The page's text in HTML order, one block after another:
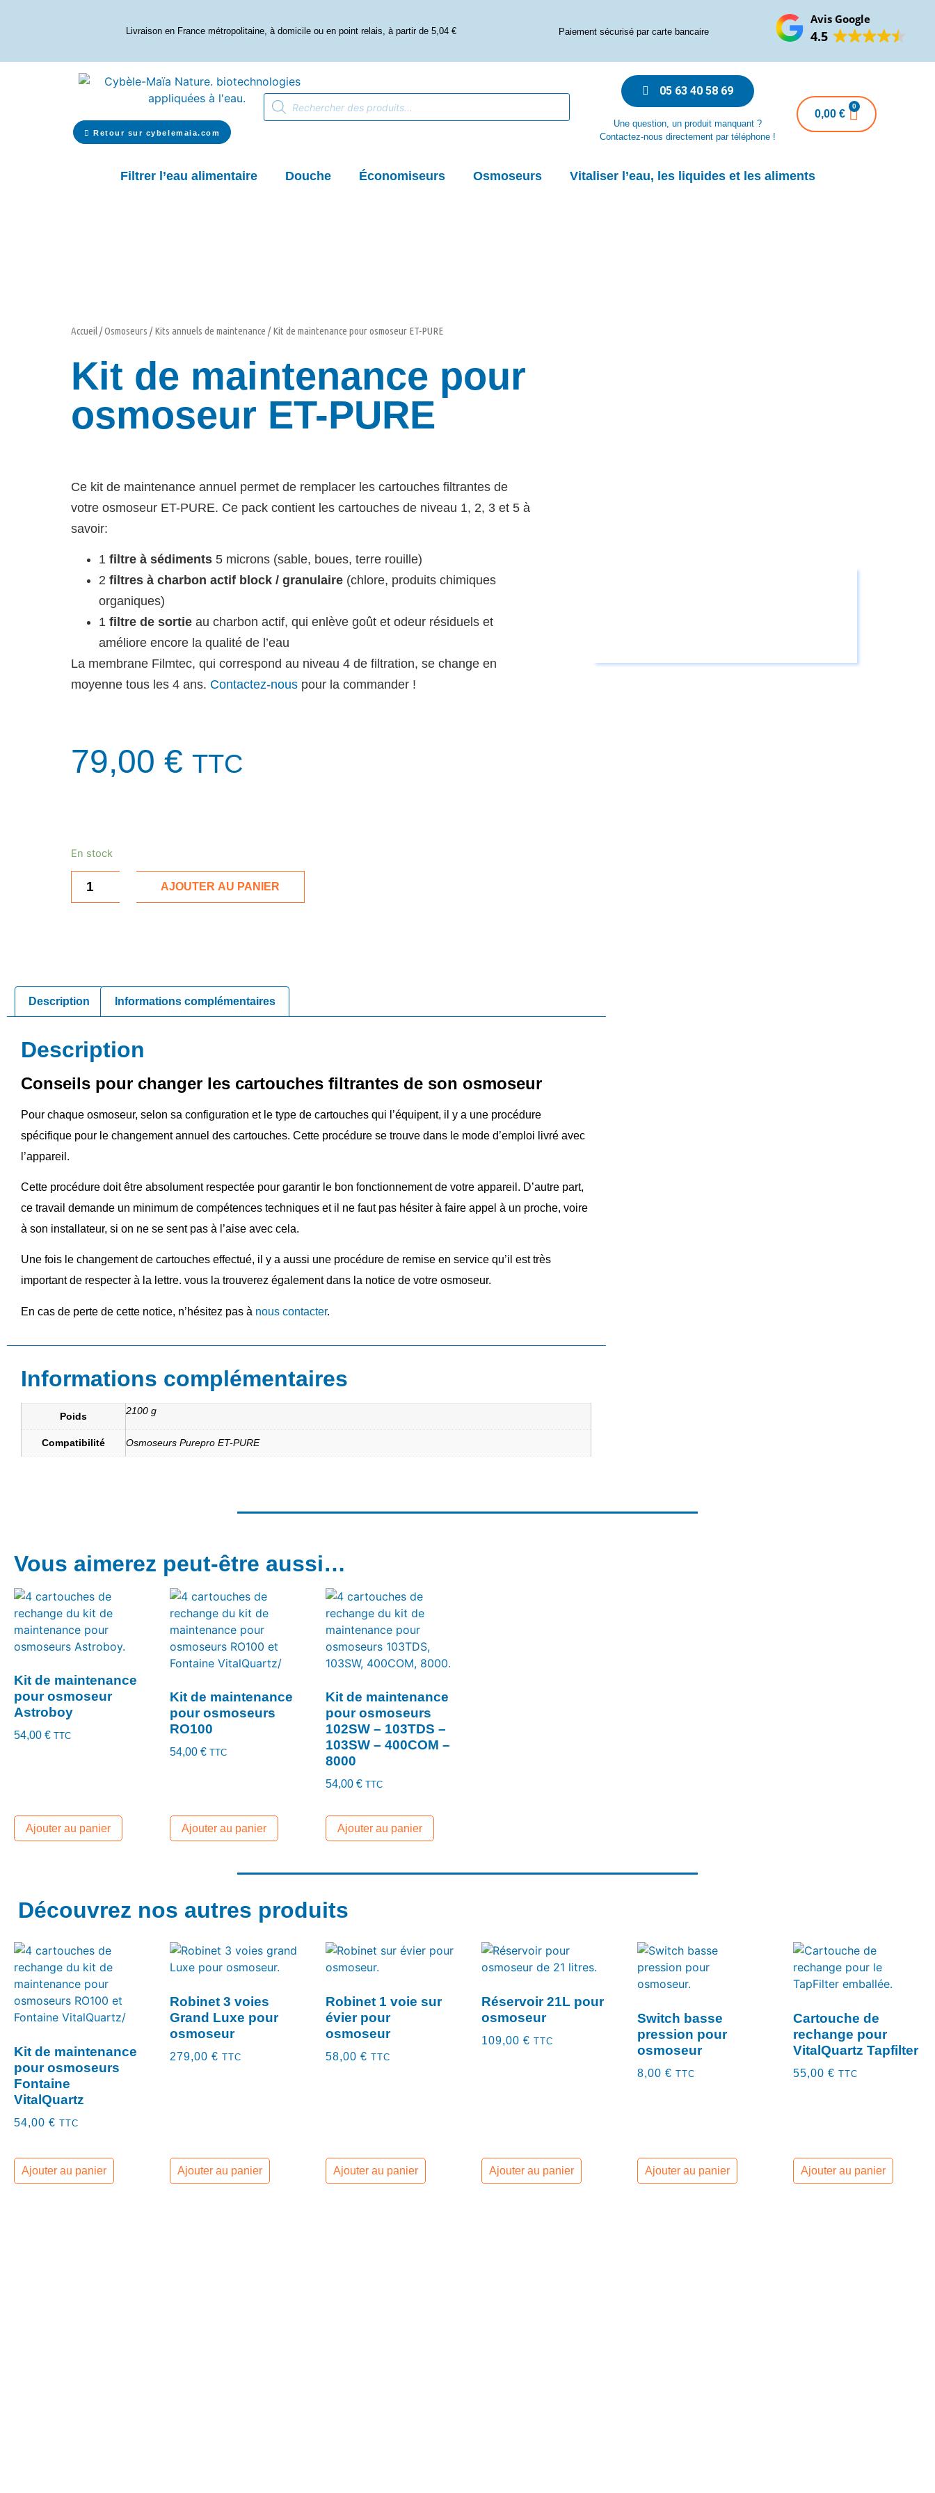
Livraison en France métropolitaine, à domicile ou en point relais, à partir de 5,04 € Paiement sécurisé par carte bancaire
Avis Google
4.5
Retour sur cybelemaia.com
05 63 40 58 69
Une question, un produit manquant ?
Contactez-nous directement par téléphone !
0,00€
Filtrer l’eau alimentaire Douche Économiseurs Osmoseurs Vitaliser l’eau, les liquides et les aliments
Accueil/Osmoseurs /Kits annuels de maintenance / Kit de maintenance pour osmoseur ET-PURE
Kit de maintenance pour
osmoseur ET-PURE
Ce kit de maintenance annuel permet de remplacer les cartouches filtrantes de
votre osmoseur ET-PURE. Ce pack contient les cartouches de niveau 1, 2, 3 et 5 à
savoir:
1 filtre à sédiments 5 microns (sable, boues, terre rouille)
2 filtres à charbon actif block / granulaire (chlore, produits chimiques
organiques)
1 filtre de sortie au charbon actif, qui enlève goût et odeur résiduels et
améliore encore la qualité de l’eau
La membrane Filmtec, qui correspond au niveau 4 de filtration, se change en
moyenne tous les 4 ans. Contactez-nous pour la commander !
79,00 € TTC
En stock
AJOUTER AU PANIER
Description Informations complémentaires
Description
Conseils pour changer les cartouches filtrantes de son osmoseur
Pour chaque osmoseur, selon sa configuration et le type de cartouches qui l’équipent, il y a une procédure
spécifique pour le changement annuel des cartouches. Cette procédure se trouve dans le mode d’emploi livré avec
l’appareil.
Cette procédure doit être absolument respectée pour garantir le bon fonctionnement de votre appareil. D’autre part,
ce travail demande un minimum de compétences techniques et il ne faut pas hésiter à faire appel à un proche, voire
à son installateur, si on ne se sent pas à l’aise avec cela.
Une fois le changement de cartouches effectué, il y a aussi une procédure de remise en service qu’il est très
important de respecter à la lettre. vous la trouverez également dans la notice de votre osmoseur.
En cas de perte de cette notice, n’hésitez pas à nous contacter.
Informations complémentaires
Poids 2100 g
Compatibilité Osmoseurs Purepro ET-PURE
Vous aimerez peut-être aussi…
Kit de maintenance
pour osmoseur
Astroboy
54,00 € TTC
Ajouter au panier
Kit de maintenance
pour osmoseurs
RO100
54,00 € TTC
Ajouter au panier
Kit de maintenance
pour osmoseurs
102SW – 103TDS –
103SW – 400COM –
8000
54,00 € TTC
Ajouter au panier
Découvrez nos autres produits
Kit de maintenance
pour osmoseurs
Fontaine
VitalQuartz
54,00 € TTC
Ajouter au panier
Robinet 3 voies
Grand Luxe pour
osmoseur
279,00 € TTC
Ajouter au panier
Robinet 1 voie sur
évier pour
osmoseur
58,00 € TTC
Ajouter au panier
Réservoir 21L pour
osmoseur
109,00 € TTC
Ajouter au panier
Switch basse
pression pour
osmoseur
8,00 € TTC
Ajouter au panier
Cartouche de
rechange pour
VitalQuartz Tapfilter
55,00 € TTC
Ajouter au panier